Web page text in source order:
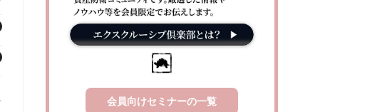
会員向けセミナーの一覧